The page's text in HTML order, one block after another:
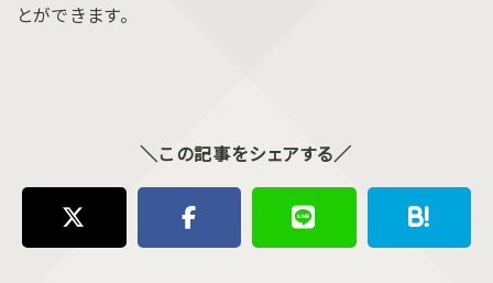
とができます。
＼この記事をシェアする／